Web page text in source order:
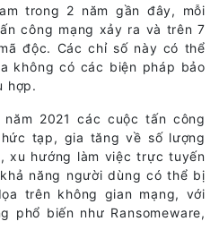
trong 2 năm gần đây, mỗi
công mạng xảy ra và trên 7
độc. Các chỉ số này có thể
không có các biện pháp bảo
hợp.
2021 các cuộc tấn công
tạp, gia tăng về số lượng
xu hướng làm việc trực tuyến
năng người dùng có thể bị
trên không gian mạng, với
phổ biến như Ransomeware,